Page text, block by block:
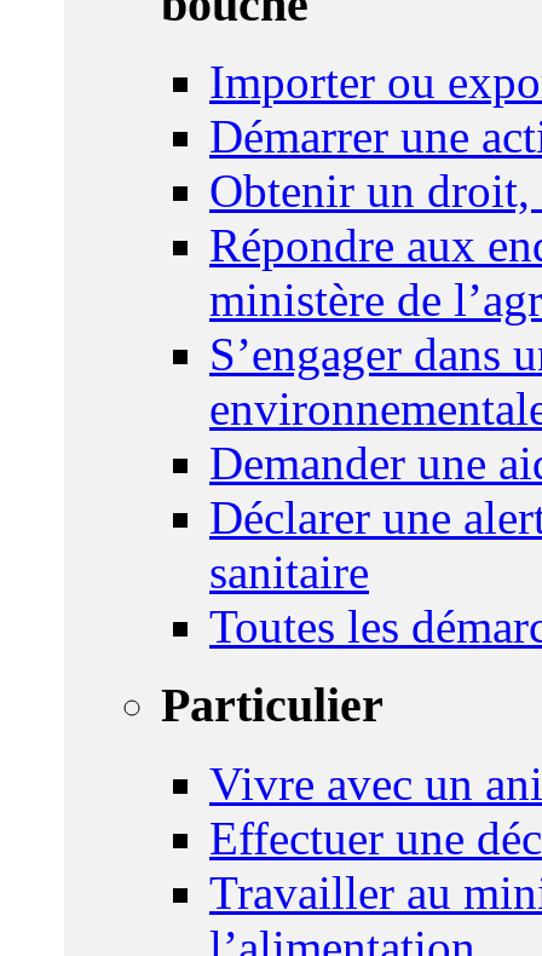
Importer ou
Démarrer une
Obtenir un droit,
Répondre aux
ministère de
S’engager dans
Demander une
Déclarer une
sanitaire
Toutes les
Particulier
Vivre avec un
Effectuer une
Travailler au